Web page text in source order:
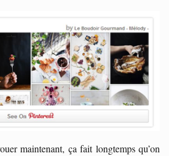
maintenant, ça fait longtemps qu’on